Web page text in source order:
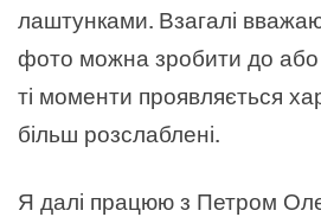
лаштунками. Взагалі
фото можна зробити до або
ті моменти проявляється
більш розслаблені.
Я далі працюю з Петром